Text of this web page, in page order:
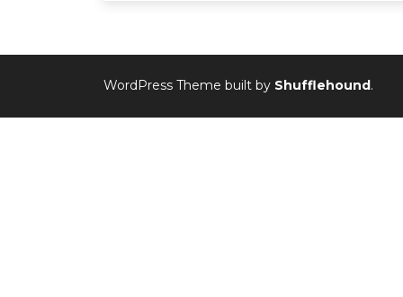
WordPress Theme built by Shufflehound.